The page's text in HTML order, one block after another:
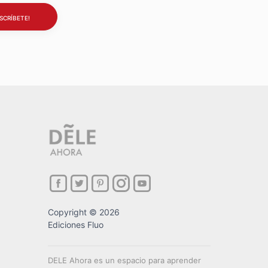
Copyright © 2026
Ediciones Fluo
DELE Ahora es un espacio para aprender